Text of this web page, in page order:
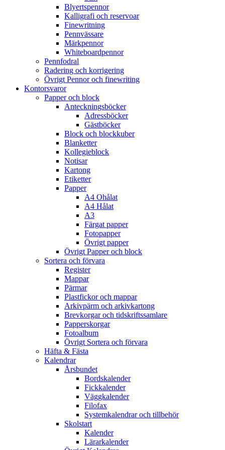
Blyertspennor
Kalligrafi och reservoar
Finewritning
Pennvässare
Märkpennor
Whiteboardpennor
Pennfodral
Radering och korrigering
Övrigt Pennor och finewriting
Kontorsvaror
Papper och block
Anteckningsböcker
Adressböcker
Gästböcker
Block och blockkuber
Blanketter
Kollegieblock
Notisar
Kartong
Etiketter
Papper
A4 Ohålat
A4 Hålat
A3
Färgat papper
Fotopapper
Övrigt papper
Övrigt Papper och block
Sortera och förvara
Register
Mappar
Pärmar
Plastfickor och mappar
Arkivpärm och arkivkartong
Brevkorgar och tidskriftssamlare
Papperskorgar
Fotoalbum
Övrigt Sortera och förvara
Häfta & Fästa
Kalendrar
Årsbundet
Bordskalender
Fickkalender
Väggkalender
Filofax
Systemkalendrar och tillbehör
Skolstart
Kalender
Lärarkalender